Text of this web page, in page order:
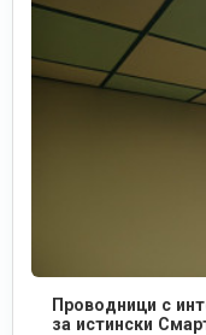
Проводници с
за истински